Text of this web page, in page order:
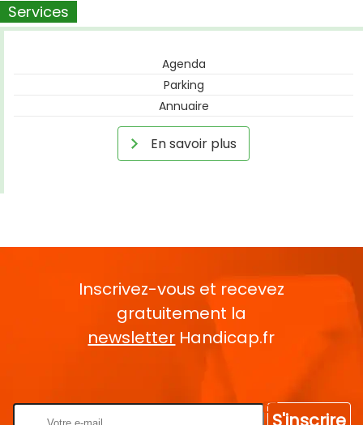
Services
Agenda
Parking
Annuaire
En savoir plus
Inscrivez-vous et recevez
gratuitement la
newsletter Handicap.fr
S'inscrire